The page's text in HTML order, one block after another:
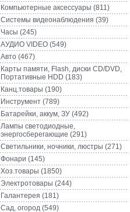
Компьютерные аксессуары (811)
Системы видеонаблюдения (39)
Часы (245)
AУДИО VIDEO (549)
Авто (467)
Карты памяти, Flash, диски CD/DVD,
Портативные HDD (183)
Канц.товары (190)
Инструмент (789)
Батарейки, аккум, ЗУ (492)
Лампы светодиодные,
энергосберегающие (291)
Светильники, ночники, люстры (271)
Фонари (145)
Хоз.товары (1850)
Электротовары (244)
Галантерея (181)
Сад, огород (549)